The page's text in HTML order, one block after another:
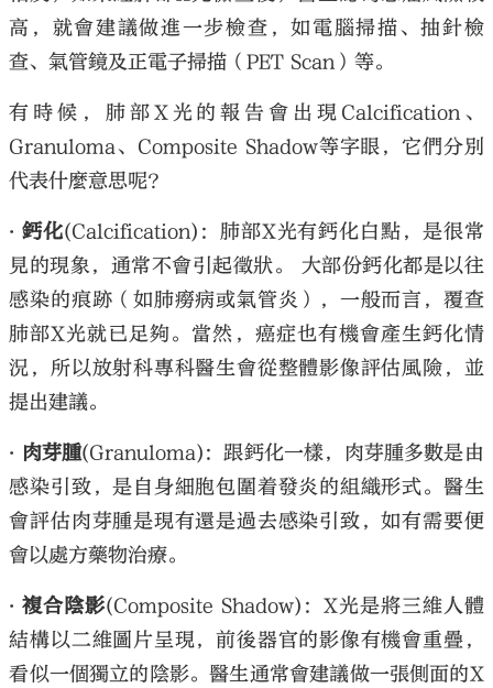
高，就會建議做進一步檢查，如電腦掃描、抽針檢
查、氣管鏡及正電子掃描（PET Scan）等。
有時候，肺部X光的報告會出現Calcification、
Granuloma、Composite Shadow等字眼，它們分別
代表什麼意思呢？
‧ 鈣化(Calcification)：肺部X光有鈣化白點，是很常
見的現象，通常不會引起徵狀。 大部份鈣化都是以往
感染的痕跡（如肺癆病或氣管炎），一般而言，覆查
肺部X光就已足夠。當然，癌症也有機會產生鈣化情
況，所以放射科專科醫生會從整體影像評估風險，並
提出建議。
‧ 肉芽腫(Granuloma)：跟鈣化一樣，肉芽腫多數是由
感染引致，是自身細胞包圍着發炎的組織形式。醫生
會評估肉芽腫是現有還是過去感染引致，如有需要便
會以處方藥物治療。
‧ 複合陰影(Composite Shadow)：X光是將三維人體
結構以二維圖片呈現，前後器官的影像有機會重疊，
看似一個獨立的陰影。醫生通常會建議做一張側面的X